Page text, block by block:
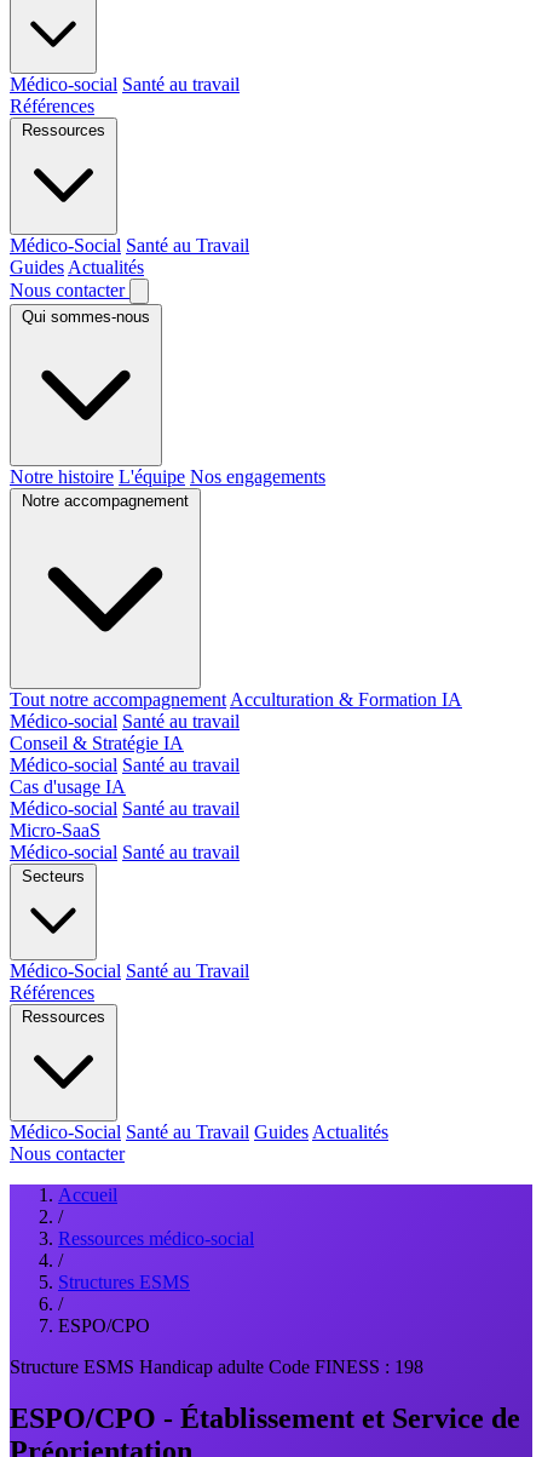
Médico-social Santé au travail
Références
Ressources
Médico-Social Santé au Travail
Guides Actualités
Nous contacter
Qui sommes-nous
Notre histoire L'équipe Nos engagements
Notre accompagnement
Tout notre accompagnement Acculturation & Formation IA
Médico-social Santé au travail
Conseil & Stratégie IA
Médico-social Santé au travail
Cas d'usage IA
Médico-social Santé au travail
Micro-SaaS
Médico-social Santé au travail
Secteurs
Médico-Social Santé au Travail
Références
Ressources
Médico-Social Santé au Travail Guides Actualités
Nous contacter
Accueil
/
Ressources médico-social
/
Structures ESMS
/
ESPO/CPO
Structure ESMS Handicap adulte Code FINESS : 198
ESPO/CPO - Établissement et Service de